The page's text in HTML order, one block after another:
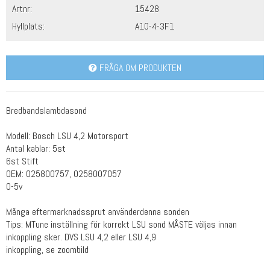
Artnr:
15428
Hyllplats:
A10-4-3F1
FRÅGA OM PRODUKTEN
Bredbandslambdasond
Modell: Bosch LSU 4,2 Motorsport
Antal kablar: 5st
6st Stift
OEM: 025800757, 0258007057
0-5v
Många eftermarknadssprut använderdenna sonden
Tips: MTune inställning för korrekt LSU sond MÅSTE väljas innan
inkoppling sker. DVS LSU 4,2 eller LSU 4,9
inkoppling, se zoombild